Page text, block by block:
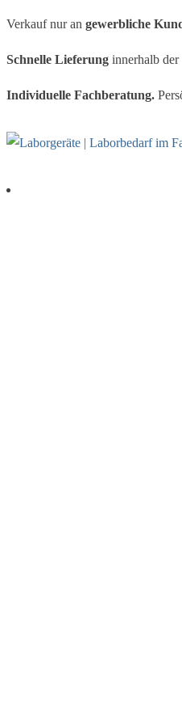
Verkauf nur an gewerbliche
Schnelle Lieferung innerhalb
Individuelle Fachberatung.